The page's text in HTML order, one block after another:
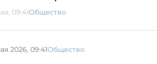
09:41Общество
2026, 09:41Общество